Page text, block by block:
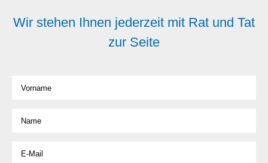
Wir stehen Ihnen jederzeit mit Rat und Tat
zur Seite